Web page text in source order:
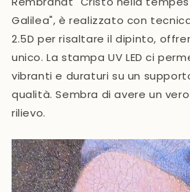
Galilea", è realizzato con
2.5D per risaltare il dipinto,
unico. La stampa UV LED ci
vibranti e duraturi su un
qualità. Sembra di avere un
rilievo.